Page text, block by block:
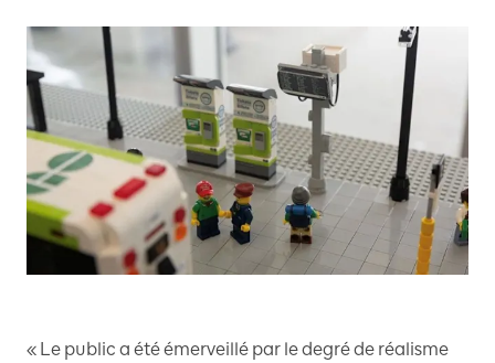
« Le public a été émerveillé par le degré de réalisme